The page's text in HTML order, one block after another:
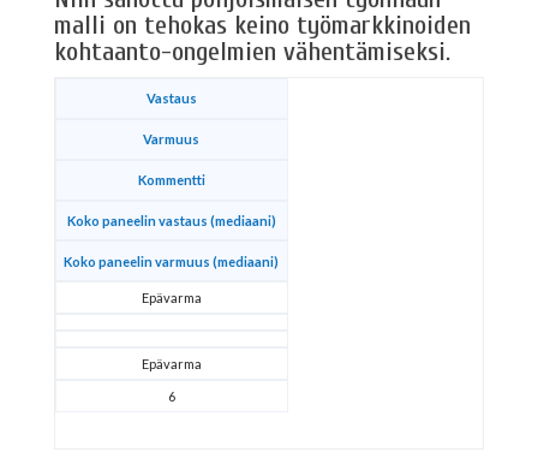
malli on tehokas keino työmarkkinoiden
kohtaanto-ongelmien vähentämiseksi.
Vastaus
Varmuus
Kommentti
Koko paneelin vastaus (mediaani)
Koko paneelin varmuus (mediaani)
Epävarma
Epävarma
6